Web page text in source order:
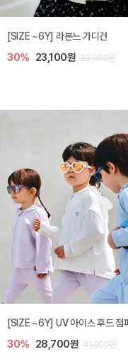
[SIZE ~6Y] 쥬히 민소매 티셔츠
10% 18,000원 20,000원
베티 니트 아기 민소매 티셔츠
10% 24,300원 27,000원